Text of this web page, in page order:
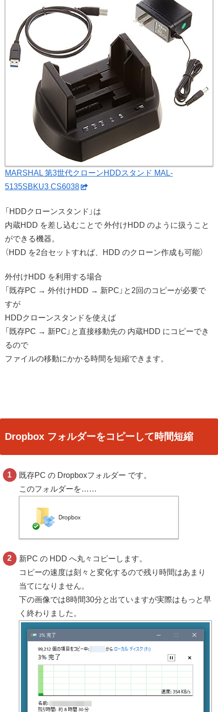
MARSHAL 第3世代クローンHDDスタンド MAL-
5135SBKU3 CS6038
「HDDクローンスタンド」は
内蔵HDD を差し込むことで 外付けHDD のように扱うこと
ができる機器。
（HDD を2台セットすれば、HDD のクローン作成も可能）
外付けHDD を利用する場合
「既存PC → 外付けHDD → 新PC」と2回のコピーが必要で
すが
HDDクローンスタンドを使えば
「既存PC → 新PC」と直接移動先の 内蔵HDD にコピーでき
るので
ファイルの移動にかかる時間を短縮できます。
Dropbox フォルダーをコピーして時間短縮
既存PC の Dropboxフォルダー です。
このフォルダーを……
新PC の HDD へ丸々コピーします。
コピーの速度は刻々と変化するので残り時間はあまり
当てになりません。
下の画像では8時間30分と出ていますが実際はもっと早
く終わりました。